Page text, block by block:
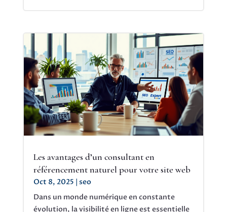
Les avantages d’un consultant en
référencement naturel pour votre site web
Oct 8, 2025 | seo
Dans un monde numérique en constante
évolution, la visibilité en ligne est essentielle